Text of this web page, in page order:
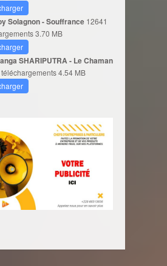
Solagnon - Souffrance 12641
3.70 MB
SHARIPUTRA - Le Chaman
4.54 MB